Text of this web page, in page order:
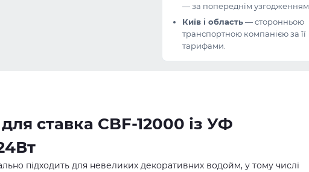
— за попереднім узгодженням.
Київ і область— сторонньою
транспортною компанією за її
тарифами.
ставка CBF-12000 із УФ
підходить для невеликих декоративних водойм, у тому числі